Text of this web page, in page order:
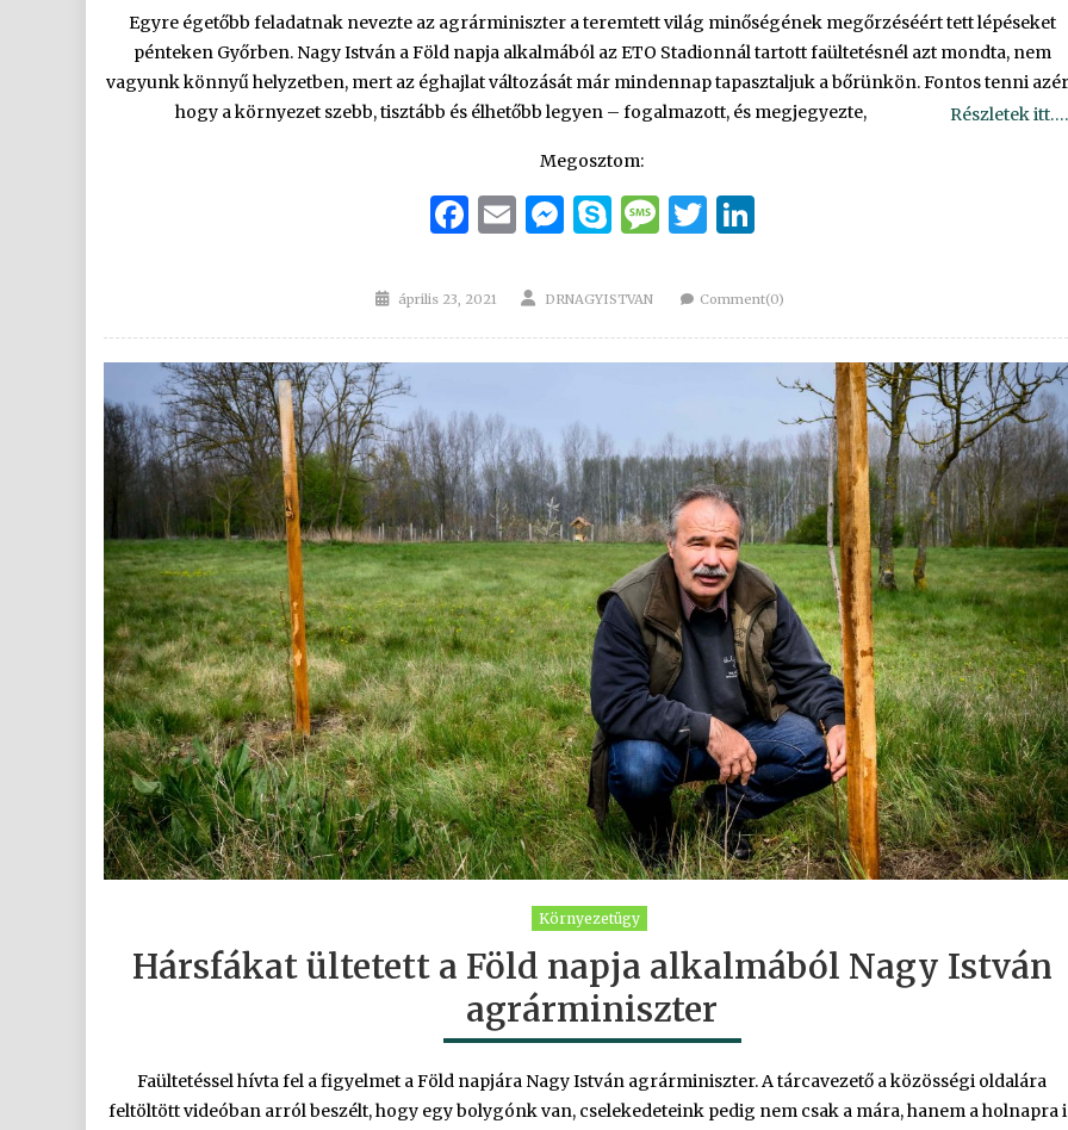
Egyre égetőbb feladatnak nevezte az agrárminiszter a teremtett világ minőségének megőrzéséért tett lépéseket
pénteken Győrben. Nagy István a Föld napja alkalmából az ETO Stadionnál tartott faültetésnél azt mondta, nem
vagyunk könnyű helyzetben, mert az éghajlat változását már mindennap tapasztaljuk a bőrünkön. Fontos tenni
hogy a környezet szebb, tisztább és élhetőbb legyen – fogalmazott, és megjegyezte,
Részletek itt….
Megosztom:
Facebook
Email
Messenger
Skype
Message
Twitter
LinkedIn
Posted
április 23, 2021 Author
DRNAGYISTVAN Comment(0)
Környezetügy
Hársfákat ültetett a Föld napja alkalmából Nagy István
agrárminiszter
Faültetéssel hívta fel a figyelmet a Föld napjára Nagy István agrárminiszter. A tárcavezető a közösségi oldalára
feltöltött videóban arról beszélt, hogy egy bolygónk van, cselekedeteink pedig nem csak a mára, hanem a holnapra